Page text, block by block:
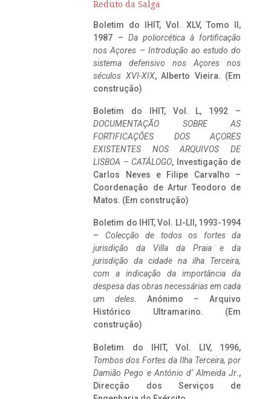
Reduto da Salga
Boletim do IHIT, Vol. XLV, Tomo II,
1987 – Da poliorcética à fortificação
nos Açores – Introdução ao estudo do
sistema defensivo nos Açores nos
séculos XVI-XIX, Alberto Vieira. (Em
construção)
Boletim do IHIT, Vol. L, 1992 –
DOCUMENTAÇÃO SOBRE AS
FORTIFICAÇÕES DOS AÇORES
EXISTENTES NOS ARQUIVOS DE
LISBOA – CATÁLOGO, Investigação de
Carlos Neves e Filipe Carvalho –
Coordenação de Artur Teodoro de
Matos. (Em construção)
Boletim do IHIT, Vol. LI-LII, 1993-1994
– Colecção de todos os fortes da
jurisdição da Villa da Praia e da
jurisdição da cidade na ilha Terceira,
com a indicação da importância da
despesa das obras necessárias em cada
um deles. Anónimo – Arquivo
Histórico Ultramarino. (Em
construção)
Boletim do IHIT, Vol. LIV, 1996,
Tombos dos Fortes da Ilha Terceira, por
Damião Pego e António d’ Almeida Jr.,
Direcção dos Serviços de